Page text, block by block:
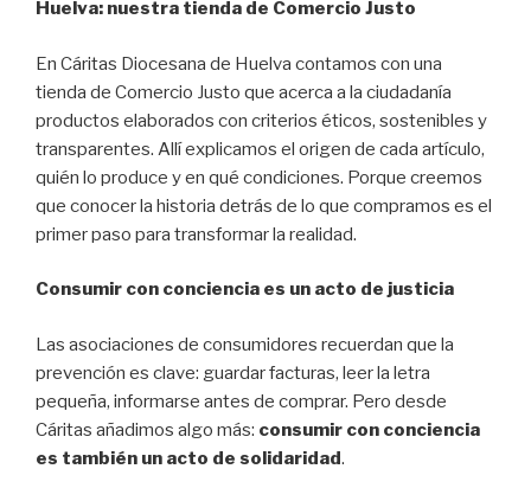
Huelva: nuestra tienda de Comercio Justo
En Cáritas Diocesana de Huelva contamos con una
tienda de Comercio Justo que acerca a la ciudadanía
productos elaborados con criterios éticos, sostenibles y
transparentes. Allí explicamos el origen de cada artículo,
quién lo produce y en qué condiciones. Porque creemos
que conocer la historia detrás de lo que compramos es el
primer paso para transformar la realidad.
Consumir con conciencia es un acto de justicia
Las asociaciones de consumidores recuerdan que la
prevención es clave: guardar facturas, leer la letra
pequeña, informarse antes de comprar. Pero desde
Cáritas añadimos algo más: consumir con conciencia
es también un acto de solidaridad.